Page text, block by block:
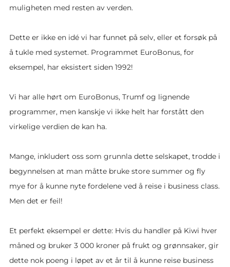
muligheten med resten av verden.
Dette er ikke en idé vi har funnet på selv, eller et forsøk på
å tukle med systemet. Programmet EuroBonus, for
eksempel, har eksistert siden 1992!
Vi har alle hørt om EuroBonus, Trumf og lignende
programmer, men kanskje vi ikke helt har forstått den
virkelige verdien de kan ha.
Mange, inkludert oss som grunnla dette selskapet, trodde i
begynnelsen at man måtte bruke store summer og fly
mye for å kunne nyte fordelene ved å reise i business class.
Men det er feil!
Et perfekt eksempel er dette: Hvis du handler på Kiwi hver
måned og bruker 3 000 kroner på frukt og grønnsaker, gir
dette nok poeng i løpet av et år til å kunne reise business